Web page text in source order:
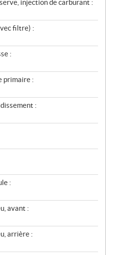
injection de carburant :
filtre) :
:
primaire :
:
:
avant :
arrière :